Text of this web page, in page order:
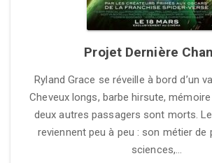
Projet Dernière
Ryland Grace se réveille à bord d’un
Cheveux longs, barbe hirsute,
deux autres passagers sont morts.
reviennent peu à peu : son métier de
sciences,…